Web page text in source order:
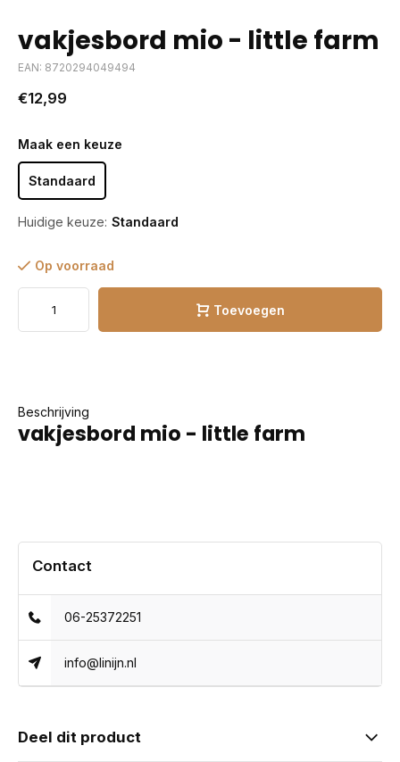
vakjesbord mio - little farm
EAN: 8720294049494
€12,99
Maak een keuze
Standaard
Huidige keuze: Standaard
Op voorraad
Toevoegen
Beschrijving
vakjesbord mio - little farm
Contact
06-25372251
info@linijn.nl
Deel dit product